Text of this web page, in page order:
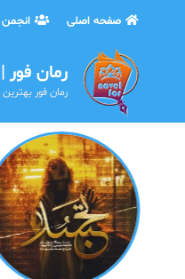
صفحه اصلی انجمن
رمان فور
رمان فور